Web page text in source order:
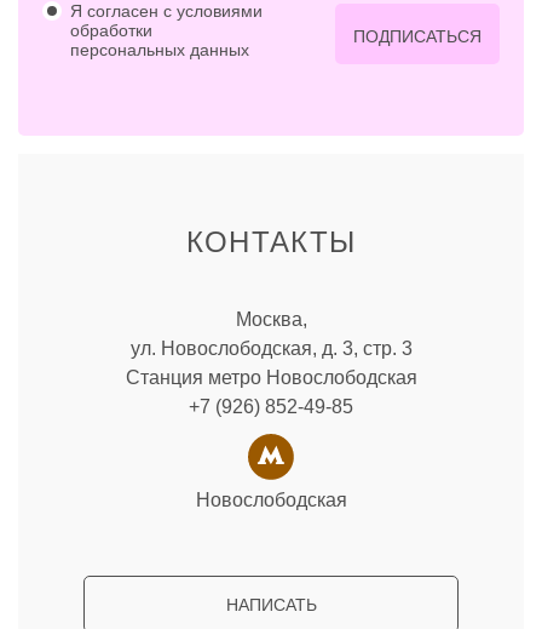
Я согласен с условиями
обработки
персональных данных
ПОДПИСАТЬСЯ
КОНТАКТЫ
Москва,
ул. Новослободская, д. 3, стр. 3
Станция метро Новослободская
+7 (926) 852-49-85
Новослободская
НАПИСАТЬ